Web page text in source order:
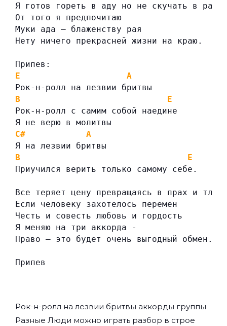
Я готов гореть в аду но не скучать в раю
От того я предпочитаю
Муки ада — блаженству рая
Нету ничего прекрасней жизни на краю.
Припев:
E
A
Рок-н-ролл на лезвии бритвы
B
E
Рок-н-ролл с самим собой наедине
Я не верю в молитвы
C#
A
Я на лезвии бритвы
B
E
Приучился верить только самому себе.
Все теряет цену превращаясь в прах и тлен
Если человеку захотелось перемен
Честь и совесть любовь и гордость
Я меняю на три аккорда -
Право — это будет очень выгодный обмен.
Припев
Рок-н-ролл на лезвии бритвы аккорды группы
Разные Люди можно играть разбор в строе